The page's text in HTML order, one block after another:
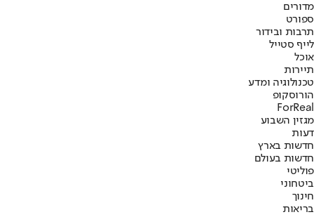
מדורים
ספורט
תרבות ובידור
לייף סטייל
אוכל
תיירות
טכנולוגיה ומדע
הורוסקופ
ForReal
מגזין השבוע
דעות
חדשות בארץ
חדשות בעולם
פוליטי
ביטחוני
חינוך
בריאות